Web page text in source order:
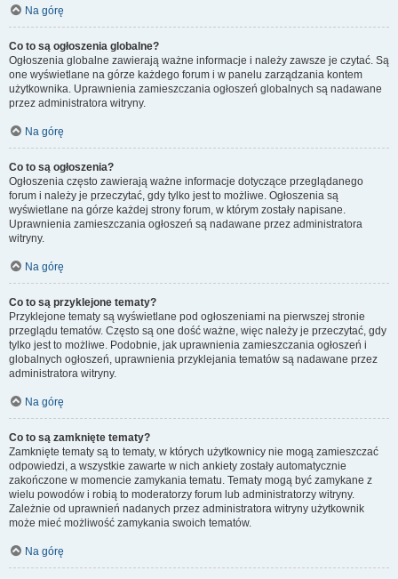
Na górę
Co to są ogłoszenia globalne?
Ogłoszenia globalne zawierają ważne informacje i należy zawsze je czytać. Są
one wyświetlane na górze każdego forum i w panelu zarządzania kontem
użytkownika. Uprawnienia zamieszczania ogłoszeń globalnych są nadawane
przez administratora witryny.
Na górę
Co to są ogłoszenia?
Ogłoszenia często zawierają ważne informacje dotyczące przeglądanego
forum i należy je przeczytać, gdy tylko jest to możliwe. Ogłoszenia są
wyświetlane na górze każdej strony forum, w którym zostały napisane.
Uprawnienia zamieszczania ogłoszeń są nadawane przez administratora
witryny.
Na górę
Co to są przyklejone tematy?
Przyklejone tematy są wyświetlane pod ogłoszeniami na pierwszej stronie
przeglądu tematów. Często są one dość ważne, więc należy je przeczytać, gdy
tylko jest to możliwe. Podobnie, jak uprawnienia zamieszczania ogłoszeń i
globalnych ogłoszeń, uprawnienia przyklejania tematów są nadawane przez
administratora witryny.
Na górę
Co to są zamknięte tematy?
Zamknięte tematy są to tematy, w których użytkownicy nie mogą zamieszczać
odpowiedzi, a wszystkie zawarte w nich ankiety zostały automatycznie
zakończone w momencie zamykania tematu. Tematy mogą być zamykane z
wielu powodów i robią to moderatorzy forum lub administratorzy witryny.
Zależnie od uprawnień nadanych przez administratora witryny użytkownik
może mieć możliwość zamykania swoich tematów.
Na górę